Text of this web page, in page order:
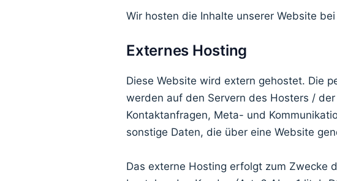
Wir hosten die Inhalte unserer Website
Externes Hosting
Diese Website wird extern gehostet. Die
werden auf den Servern des Hosters /
Kontaktanfragen, Meta- und
sonstige Daten, die über eine Website
Das externe Hosting erfolgt zum Zwecke